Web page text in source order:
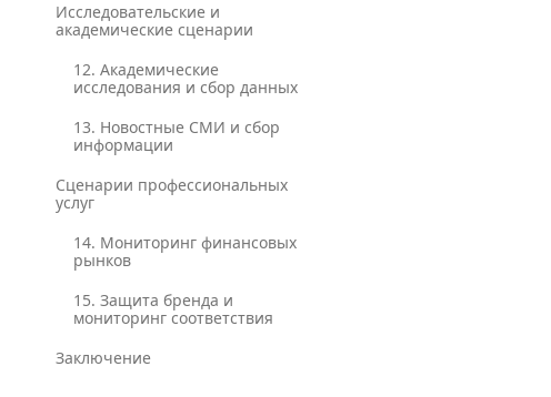
Исследовательские и
академические сценарии
12. Академические
исследования и сбор данных
13. Новостные СМИ и сбор
информации
Сценарии профессиональных
услуг
14. Мониторинг финансовых
рынков
15. Защита бренда и
мониторинг соответствия
Заключение